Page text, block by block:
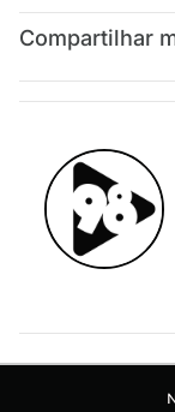
Compartilhar